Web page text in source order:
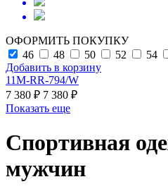
ОФОРМИТЬ ПОКУПКУ
46
48 50 52 54
Добавить в корзину
11M-RR-794/W
7 380 ₽ 7 380 ₽
Показать еще
Спортивная
мужчин